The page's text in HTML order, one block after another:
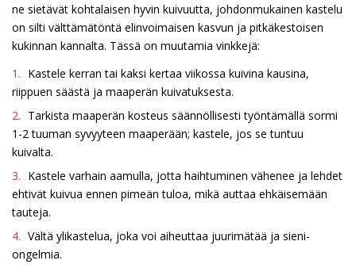
ne sietävät kohtalaisen hyvin kuivuutta, johdonmukainen kastelu
on silti välttämätöntä elinvoimaisen kasvun ja pitkäkestoisen
kukinnan kannalta. Tässä on muutamia vinkkejä:
Kastele kerran tai kaksi kertaa viikossa kuivina kausina,
riippuen säästä ja maaperän kuivatuksesta.
Tarkista maaperän kosteus säännöllisesti työntämällä sormi
1-2 tuuman syvyyteen maaperään; kastele, jos se tuntuu
kuivalta.
Kastele varhain aamulla, jotta haihtuminen vähenee ja lehdet
ehtivät kuivua ennen pimeän tuloa, mikä auttaa ehkäisemään
tauteja.
Vältä ylikastelua, joka voi aiheuttaa juurimätää ja sieni-
ongelmia.